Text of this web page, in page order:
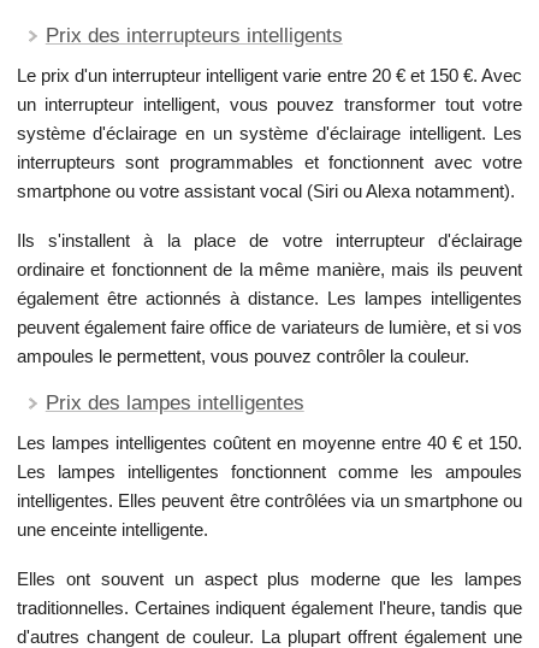
Prix des interrupteurs intelligents
Le prix d'un interrupteur intelligent varie entre 20 € et 150 €. Avec
un interrupteur intelligent, vous pouvez transformer tout votre
système d'éclairage en un système d'éclairage intelligent. Les
interrupteurs sont programmables et fonctionnent avec votre
smartphone ou votre assistant vocal (Siri ou Alexa notamment).
Ils s'installent à la place de votre interrupteur d'éclairage
ordinaire et fonctionnent de la même manière, mais ils peuvent
également être actionnés à distance. Les lampes intelligentes
peuvent également faire office de variateurs de lumière, et si vos
ampoules le permettent, vous pouvez contrôler la couleur.
Prix des lampes intelligentes
Les lampes intelligentes coûtent en moyenne entre 40 € et 150.
Les lampes intelligentes fonctionnent comme les ampoules
intelligentes. Elles peuvent être contrôlées via un smartphone ou
une enceinte intelligente.
Elles ont souvent un aspect plus moderne que les lampes
traditionnelles. Certaines indiquent également l'heure, tandis que
d'autres changent de couleur. La plupart offrent également une